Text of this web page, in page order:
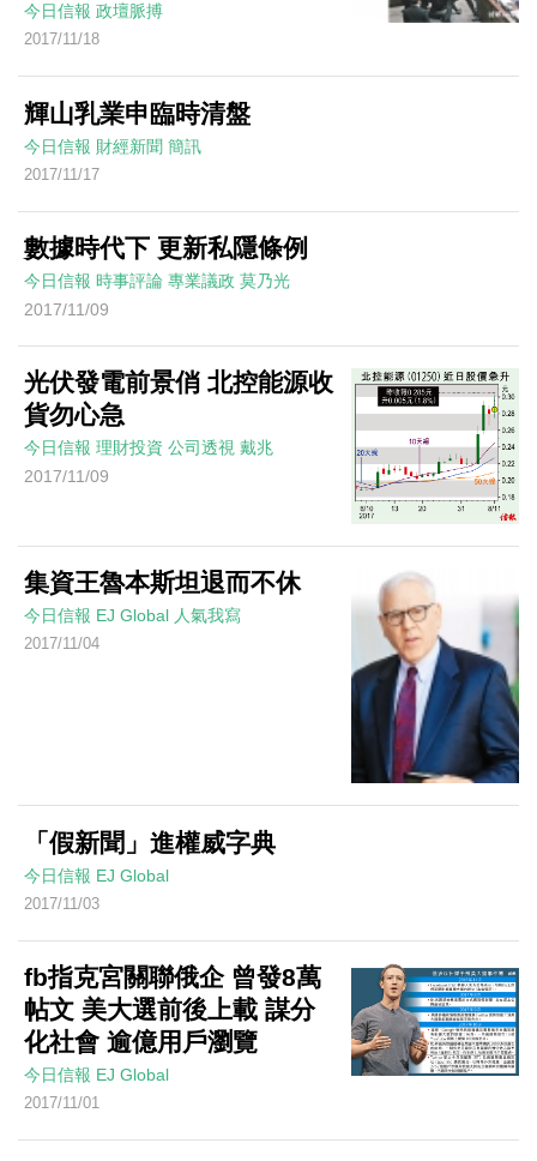
今日信報 政壇脈搏
2017/11/18
輝山乳業申臨時清盤
今日信報 財經新聞 簡訊
2017/11/17
數據時代下 更新私隱條例
今日信報 時事評論 專業議政 莫乃光
2017/11/09
光伏發電前景俏 北控能源收
貨勿心急
今日信報 理財投資 公司透視 戴兆
2017/11/09
集資王魯本斯坦退而不休
今日信報 EJ Global 人氣我寫
2017/11/04
「假新聞」進權威字典
今日信報 EJ Global
2017/11/03
fb指克宮關聯俄企 曾發8萬
帖文 美大選前後上載 謀分
化社會 逾億用戶瀏覽
今日信報 EJ Global
2017/11/01